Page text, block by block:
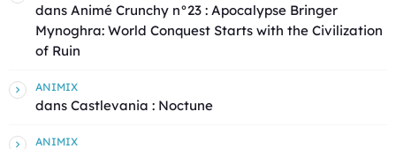
dans Animé Crunchy n°23 : Apocalypse Bringer
Mynoghra: World Conquest Starts with the Civilization
of Ruin
ANIMIX
dans Castlevania : Noctune
ANIMIX